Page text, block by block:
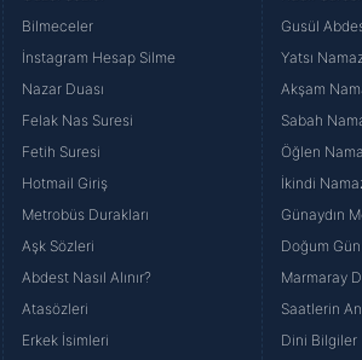
Bilmeceler
İnstagram Hesap Silme
Nazar Duası
Felak Nas Suresi
Fetih Suresi
Hotmail Giriş
Metrobüs Durakları
Aşk Sözleri
Abdest Nasıl Alınır?
Atasözleri
Erkek İsimleri
Gusül
Yatsı
Akşam
Sabah
Öğlen
İkindi
Günaydın
Doğum
Marmaray
Saatlerin
Dini Bilgiler